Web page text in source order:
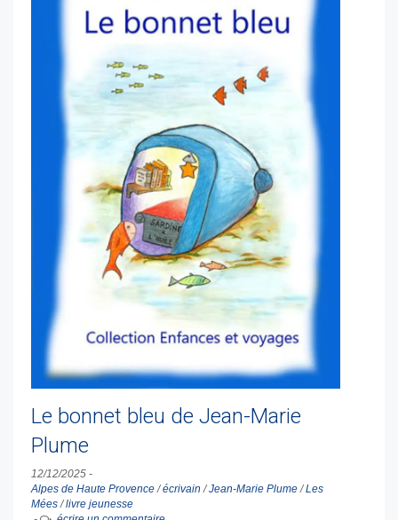
Le bonnet bleu de Jean-Marie
Plume
12/12/2025 -
Alpes de Haute Provence/écrivain /Jean-Marie Plume/Les
Mées/livre jeunesse